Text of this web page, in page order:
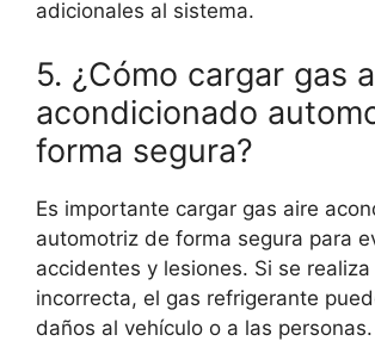
adicionales al sistema.
5. ¿Cómo cargar gas
acondicionado
forma segura?
Es importante cargar gas aire
automotriz de forma segura para
accidentes y lesiones. Si se
incorrecta, el gas refrigerante
daños al vehículo o a las